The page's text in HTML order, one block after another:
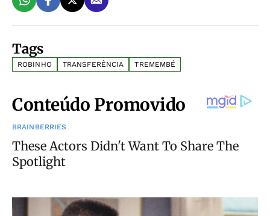
Tags
ROBINHO TRANSFERÊNCIA TREMEMBÉ